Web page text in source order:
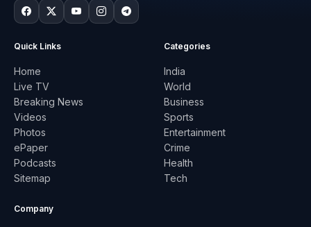
Quick Links
Home
Live TV
Breaking News
Videos
Photos
ePaper
Podcasts
Sitemap
Categories
India
World
Business
Sports
Entertainment
Crime
Health
Tech
Company